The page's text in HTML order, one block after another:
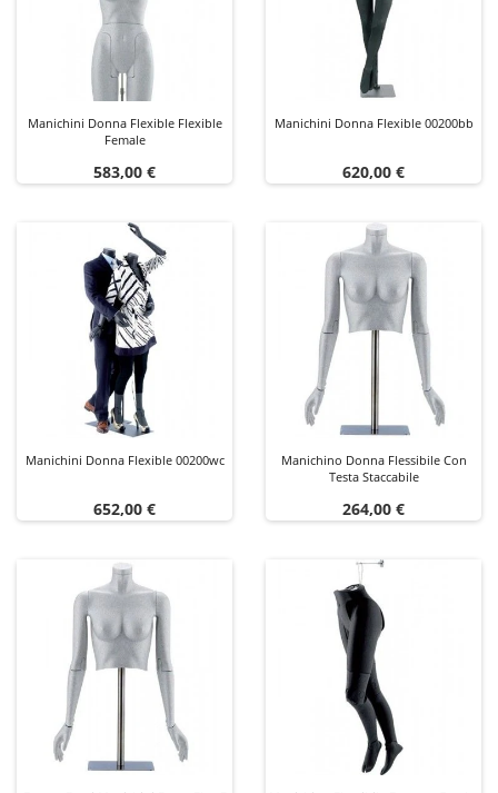
Manichini Donna Flexible Flexible
Female
Prezzo
583,00 €
Manichini Donna Flexible 00200bb
Prezzo
620,00 €
Manichini Donna Flexible 00200wc
Prezzo
652,00 €
Manichino Donna Flessibile Con
Testa Staccabile
Prezzo
264,00 €